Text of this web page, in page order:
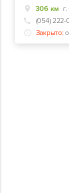
306 км
(054) 222-
Закрыто: